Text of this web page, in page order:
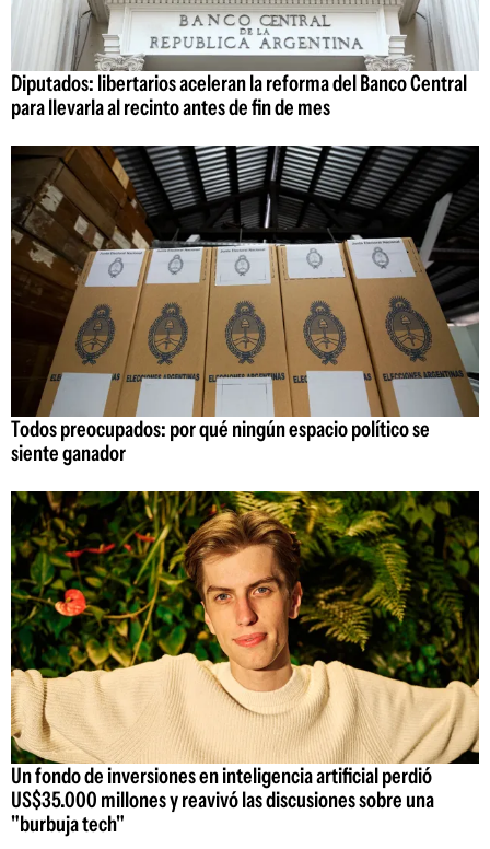
Diputados: libertarios aceleran la reforma del Banco Central
para llevarla al recinto antes de fin de mes
Todos preocupados: por qué ningún espacio político se
siente ganador
Un fondo de inversiones en inteligencia artificial perdió
US$35.000 millones y reavivó las discusiones sobre una
"burbuja tech"